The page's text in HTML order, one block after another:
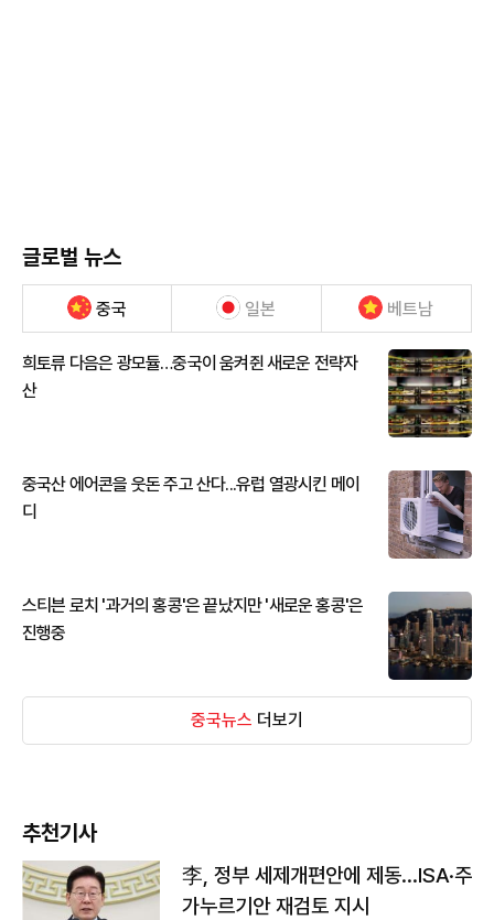
글로벌 뉴스
중국 일본 베트남
희토류 다음은 광모듈…중국이 움켜쥔 새로운 전략자
산
중국산 에어콘을 웃돈 주고 산다...유럽 열광시킨 메이
디
스티븐 로치 '과거의 홍콩'은 끝났지만 '새로운 홍콩'은
진행중
중국뉴스 더보기
추천기사
李, 정부 세제개편안에 제동…ISA·주
가누르기안 재검토 지시